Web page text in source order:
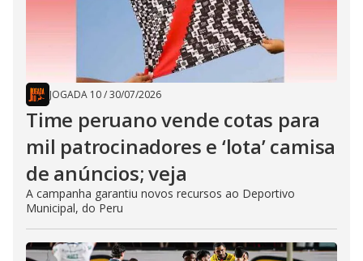
JOGADA 10/30/07/2026
Time peruano vende cotas para
mil patrocinadores e ‘lota’ camisa
de anúncios; veja
A campanha garantiu novos recursos ao Deportivo
Municipal, do Peru